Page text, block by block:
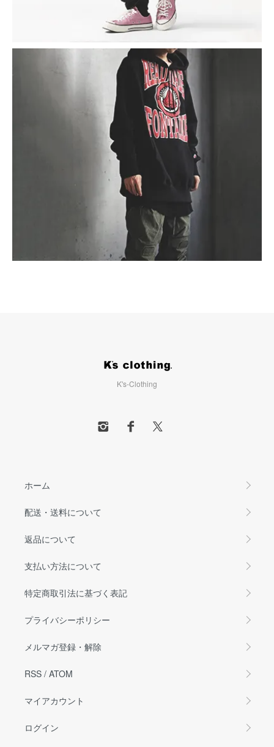
K's-Clothing
ホーム
配送・送料について
返品について
支払い方法について
特定商取引法に基づく表記
プライバシーポリシー
メルマガ登録・解除
RSS / ATOM
マイアカウント
ログイン